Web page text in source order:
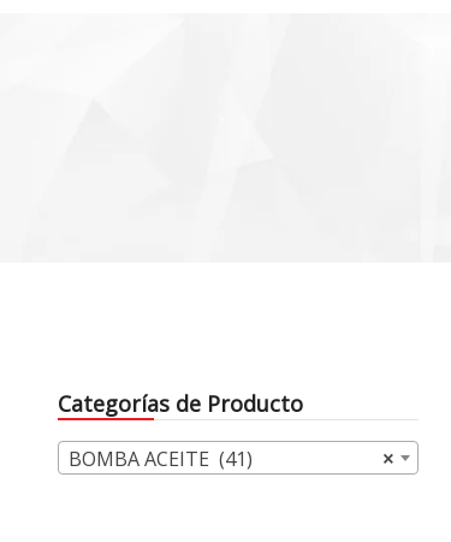
Categorías de Producto
×
BOMBA ACEITE (41)